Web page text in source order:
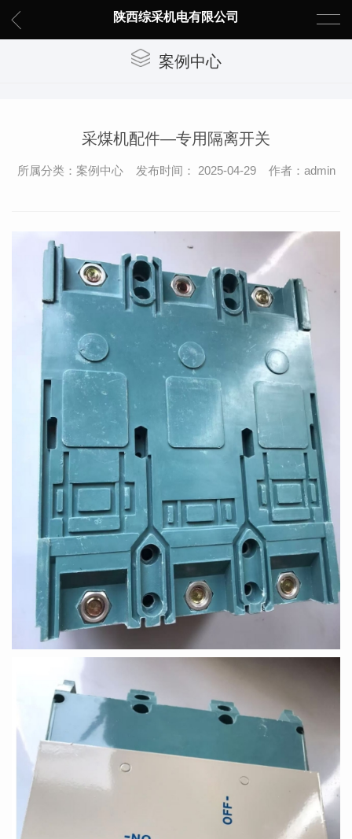
陕西综采机电有限公司
案例中心
采煤机配件—专用隔离开关
所属分类：案例中心 发布时间： 2025-04-29 作者：admin